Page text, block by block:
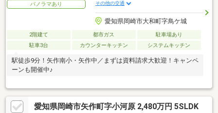
パノラマあり その他の交通
愛知県岡崎市大和町字鳥ケ城
2階建て 都市ガス
駐車場あり
駐車3台
カウンターキッチン システムキッチン
駅徒歩9分！矢作南小・矢作中／まずは資料請求大歓迎！キャンペ
ーンも開催中♪
愛知県岡崎市矢作町字小河原 2,480万円 5SLDK